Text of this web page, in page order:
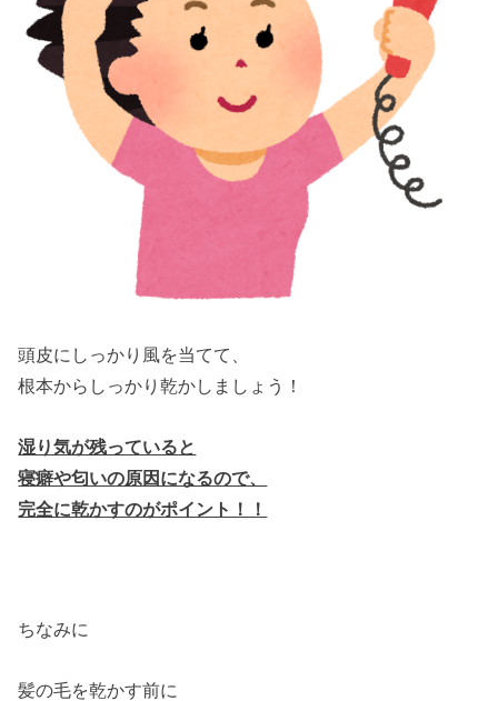
頭皮にしっかり風を当てて、
根本からしっかり乾かしましょう！
湿り気が残っていると
寝癖や匂いの原因になるので、
完全に乾かすのがポイント！！
ちなみに
髪の毛を乾かす前に